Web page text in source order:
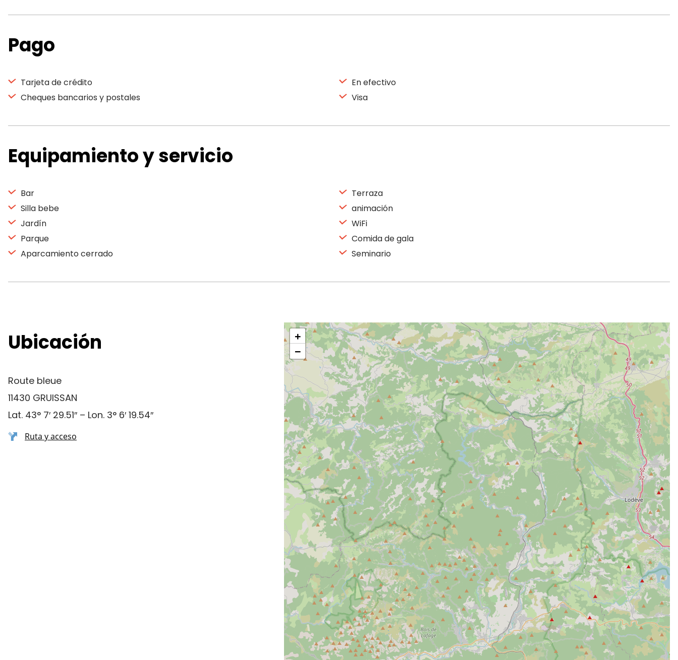
Pago
Tarjeta de crédito
Cheques bancarios y postales
En efectivo
Visa
Equipamiento y servicio
Bar
Silla bebe
Jardín
Parque
Aparcamiento cerrado
Terraza
animación
WiFi
Comida de gala
Seminario
Ubicación
Route bleue
11430 GRUISSAN
Lat. 43° 7′ 29.51″ – Lon. 3° 6′ 19.54″
Ruta y acceso
+
−